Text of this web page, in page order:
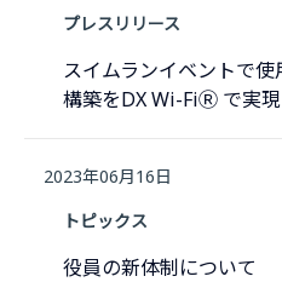
プレスリリース
スイムランイベントで
構築をDX Wi-FiⓇ で実
2023年06月16日
トピックス
役員の新体制について